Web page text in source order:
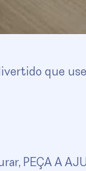
que
PEÇA A